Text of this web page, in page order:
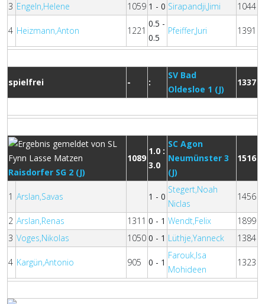
3 Engeln,Helene 1059 1 - 0 Sirapandji,Jimi 1044
4 Heizmann,Anton 1221
0.5 -
0.5
Pfeiffer,Juri 1391
spielfrei - :
SV Bad
Oldesloe 1 (J)
1337
Raisdorfer SG 2 (J)
1089
1.0 :
3.0
SC Agon
Neumünster 3
(J)
1516
1 Arslan,Savas 1 - 0
Stegert,Noah
Niclas
1456
2 Arslan,Renas 1311 0 - 1 Wendt,Felix
1899
3 Voges,Nikolas 1050 0 - 1 Lüthje,Yanneck 1384
4 Kargün,Antonio 905 0 - 1
Farouk,Isa
Mohideen
1323